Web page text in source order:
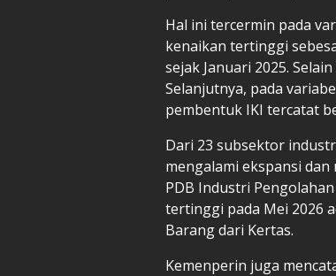
Hal ini tercermin pada
kenaikan tertinggi
sejak Januari 2025.
Selanjutnya, pada
pembentuk IKI tercatat
Dari 23 subsektor
mengalami ekspansi
PDB Industri
tertinggi pada Mei 2026
Barang dari Kertas.
Kemenperin juga